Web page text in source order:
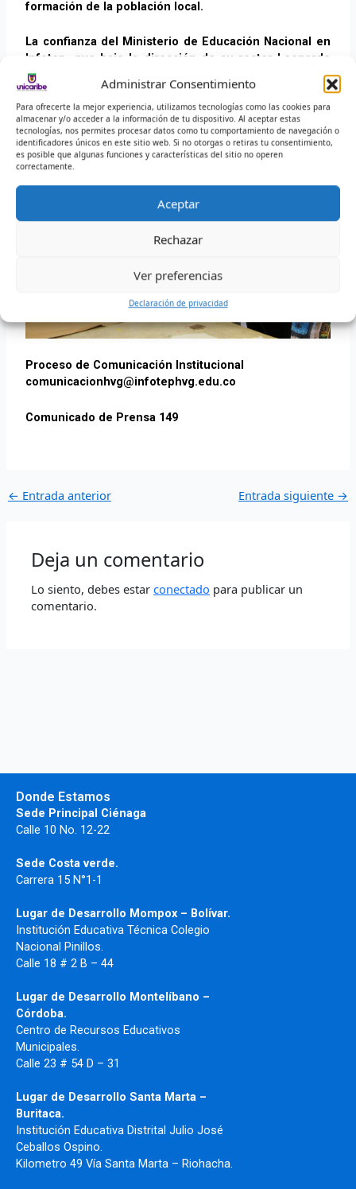
Administrar Consentimiento
Para ofrecerte la mejor experiencia, utilizamos tecnologías como las cookies para
almacenar y/o acceder a la información de tu dispositivo. Al aceptar estas
tecnologías, nos permites procesar datos como tu comportamiento de navegación o
identificadores únicos en este sitio web. Si no otorgas o retiras tu consentimiento,
es posible que algunas funciones y características del sitio no operen
correctamente.
Aceptar
Rechazar
Ver preferencias
Declaración de privacidad
formación de la población local.
La confianza del Ministerio de Educación Nacional en
Infotep, que bajo la dirección de su rector Leonardo
Pérez Suescún
se ha consolidado como referente en
gestión educativa y ampliación de cobertura, ha sido clave
para la proyección de esta nueva sede en el territorio.
Proceso de Comunicación Institucional
comunicacionhvg@infotephvg.edu.co
Comunicado de Prensa 149
← Entrada anterior Entrada siguiente →
Deja un comentario
Lo siento, debes estarconectado para publicar un
comentario.
Donde Estamos
Sede Principal Ciénaga
Calle 10 No. 12-22
Sede Costa verde.
Carrera 15 N°1-1
Lugar de Desarrollo Mompox – Bolívar.
Institución Educativa Técnica Colegio
Nacional Pinillos.
Calle 18 # 2 B – 44
Lugar de Desarrollo Montelíbano –
Córdoba.
Centro de Recursos Educativos
Municipales.
Calle 23 # 54 D – 31
Lugar de Desarrollo Santa Marta –
Buritaca.
Institución Educativa Distrital Julio José
Ceballos Ospino.
Kilometro 49 Vía Santa Marta – Riohacha.